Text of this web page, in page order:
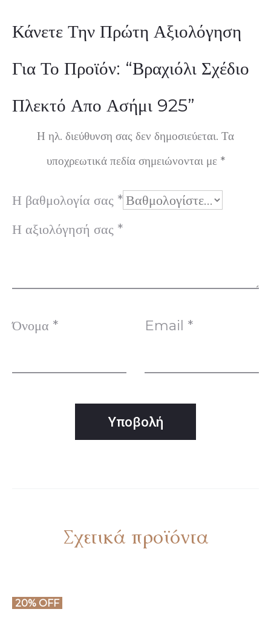
ξ
ι
ο
γ
σ
ε
Κάνετε Την Πρώτη Αξιολόγηση
Για Το Προϊόν: “Βραχιόλι Σχέδιο
Πλεκτό Απο Ασήμι 925”
Η ηλ. διεύθυνση σας δεν δημοσιεύεται. Τα
υποχρεωτικά πεδία σημειώνονται με *
Η βαθμολογία σας *
Η αξιολόγησή σας *
Όνομα * Email *
Σχετικά προϊόντα
20% OFF